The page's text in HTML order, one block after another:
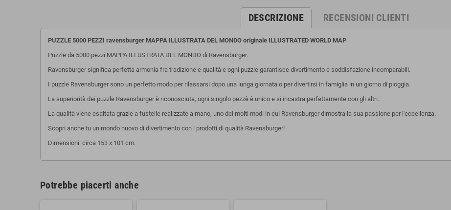
DESCRIZIONE RECENSIONI CLIENTI
PUZZLE 5000 PEZZI ravensburger MAPPA ILLUSTRATA DEL MONDO originale ILLUSTRATED WORLD MAP
Puzzle da 5000 pezzi MAPPA ILLUSTRATA DEL MONDO di Ravensburger.
Ravensburger significa perfetta armonia fra tradizione e qualità e ogni puzzle garantisce divertimento e soddisfazione incomparabili.
I puzzle Ravensburger sono un perfetto modo per rilassarsi dopo una lunga giornata o per divertirsi in famiglia in un giorno di pioggia.
La superiorità dei puzzle Ravensburger è riconosciuta, ogni singolo pezzè è unico e si incastra perfettamente con gli altri.
La qualità viene esaltata grazie a fustelle realizzate a mano, uno dei molti modi in cui Ravensburger dimostra la sua passione per l'eccellenza.
Scopri anche tu un mondo nuovo di divertimento con i prodotti di qualità Ravensburger!
Dimensioni: circa 153 x 101 cm.
Potrebbe piacerti anche